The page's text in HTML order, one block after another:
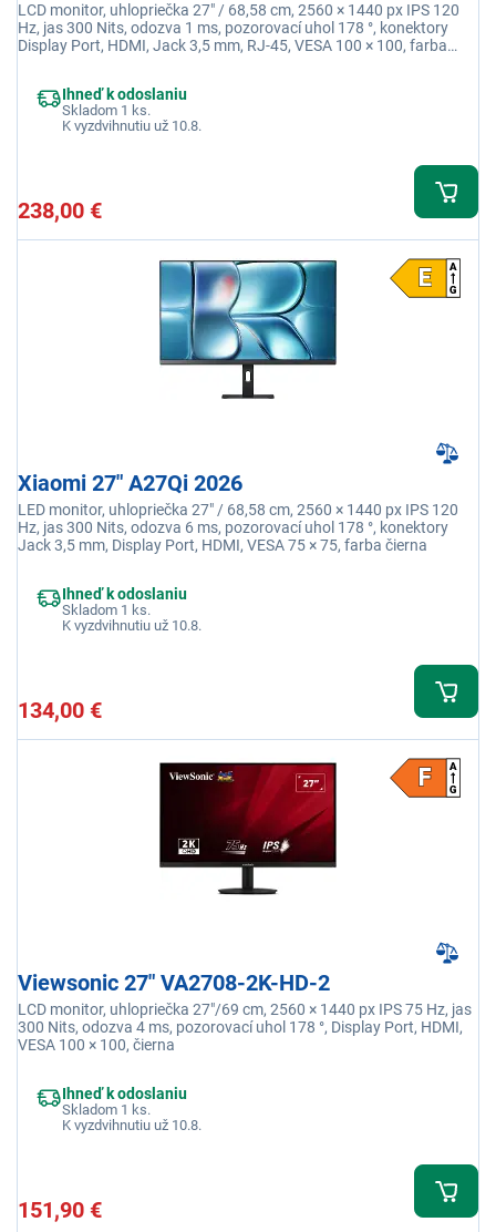
LCD monitor, uhlopriečka 27" / 68,58 cm, 2560 × 1440 px IPS 120
Hz, jas 300 Nits, odozva 1 ms, pozorovací uhol 178 °, konektory
Display Port, HDMI, Jack 3,5 mm, RJ-45, VESA 100 × 100, farba
Ihneď k odoslaniu
Skladom 1 ks.
K vyzdvihnutiu už 10.8.
238,00 €
Xiaomi 27" A27Qi 2026
LED monitor, uhlopriečka 27" / 68,58 cm, 2560 × 1440 px IPS 120
Hz, jas 300 Nits, odozva 6 ms, pozorovací uhol 178 °, konektory
Jack 3,5 mm, Display Port, HDMI, VESA 75 × 75, farba čierna
Ihneď k odoslaniu
Skladom 1 ks.
K vyzdvihnutiu už 10.8.
134,00 €
Viewsonic 27" VA2708-2K-HD-2
LCD monitor, uhlopriečka 27"/69 cm, 2560 × 1440 px IPS 75 Hz, jas
300 Nits, odozva 4 ms, pozorovací uhol 178 °, Display Port, HDMI,
VESA 100 × 100, čierna
Ihneď k odoslaniu
Skladom 1 ks.
K vyzdvihnutiu už 10.8.
151,90 €